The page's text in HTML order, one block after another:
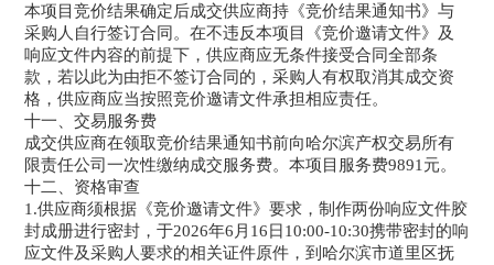
本项目竞价结果确定后成交供应商持《竞价结果通知书》与
采购人自行签订合同。在不违反本项目《竞价邀请文件》及
响应文件内容的前提下，供应商应无条件接受合同全部条
款，若以此为由拒不签订合同的，采购人有权取消其成交资
格，供应商应当按照竞价邀请文件承担相应责任。
十一、交易服务费
成交供应商在领取竞价结果通知书前向哈尔滨产权交易所有
限责任公司一次性缴纳成交服务费。本项目服务费9891元。
十二、资格审查
1.供应商须根据《竞价邀请文件》要求，制作两份响应文件胶
封成册进行密封，于2026年6月16日10:00-10:30携带密封的响
应文件及采购人要求的相关证件原件，到哈尔滨市道里区抚